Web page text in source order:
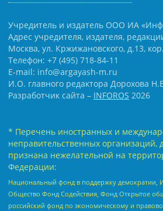
Учредитель и издатель ООО ИА
Адрес учредителя, издателя,
Москва, ул. Кржижановского, д.13,
Телефон: +7 (495) 718-84-11
E-mail: info@argayash-m.ru
И.О. главного редактора Дорохова
Разработчик сайта – INFOROS 2026
* Перечень иностранных и
неправительственных организаций,
признана нежелательной на
Федерации:
Национальный фонд в поддержку демократии,
Общество Фонд Содействия, Фонд Открытое
российский фонд по экономическому и